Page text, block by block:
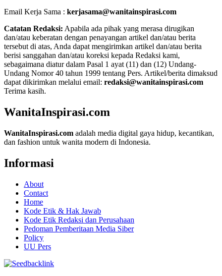
Email Kerja Sama : kerjasama@wanitainspirasi.com
Catatan Redaksi: Apabila ada pihak yang merasa dirugikan
dan/atau keberatan dengan penayangan artikel dan/atau berita
tersebut di atas, Anda dapat mengirimkan artikel dan/atau berita
berisi sanggahan dan/atau koreksi kepada Redaksi kami,
sebagaimana diatur dalam Pasal 1 ayat (11) dan (12) Undang-
Undang Nomor 40 tahun 1999 tentang Pers. Artikel/berita dimaksud
dapat dikirimkan melalui email: redaksi@wanitainspirasi.com
Terima kasih.
WanitaInspirasi.com
WanitaInspirasi.com adalah media digital gaya hidup, kecantikan,
dan fashion untuk wanita modern di Indonesia.
Informasi
About
Contact
Home
Kode Etik & Hak Jawab
Kode Etik Redaksi dan Perusahaan
Pedoman Pemberitaan Media Siber
Policy
UU Pers